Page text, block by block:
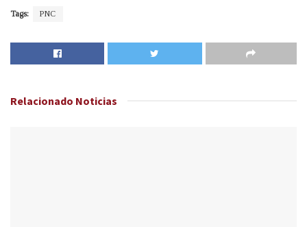
Tags: PNC
Relacionado Noticias